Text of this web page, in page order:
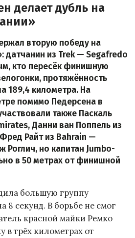
делает дубль на
вторую победу на
датчанин из Trek — Segafredo
кто пересёк финишную
протяжённость
189,4 километра. На
помимо Педерсена в
также Паскаль
Данни ван Поппель из
Райт из Bahrain —
но капитан Jumbo-
в 50 метрах от финишной
большую группу
8 секунд. В борьбе не смог
красной майки Ремко
в трёх километрах от